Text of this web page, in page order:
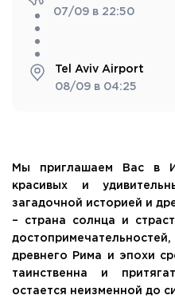
07/09 в 22:50
Tel Aviv Airport
08/09 в 04:25
Мы приглашаем Вас в
красивых и
загадочной историей и
– страна солнца и
древнего Рима и эпохи
таинственна и
остается неизменной до